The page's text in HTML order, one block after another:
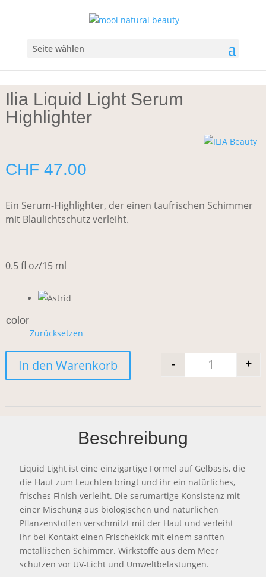
Seite wählen
Ilia Liquid Light Serum
Highlighter
CHF 47.00
Ein Serum-Highlighter, der einen taufrischen Schimmer
mit Blaulichtschutz verleiht.
0.5 fl oz/15 ml
color
Zurücksetzen
Ilia Liquid
- +
In den Warenkorb
Beschreibung
Liquid Light ist eine einzigartige Formel auf Gelbasis, die
die Haut zum Leuchten bringt und ihr ein natürliches,
frisches Finish verleiht. Die serumartige Konsistenz mit
einer Mischung aus biologischen und natürlichen
Pflanzenstoffen verschmilzt mit der Haut und verleiht
ihr bei Kontakt einen Frischekick mit einem sanften
metallischen Schimmer. Wirkstoffe aus dem Meer
schützen vor UV-Licht und Umweltbelastungen.